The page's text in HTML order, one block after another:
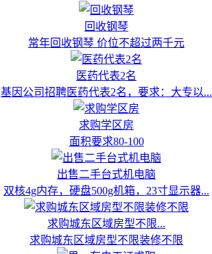
回收钢琴
常年回收钢琴 价位不超过两千元
医药代表2名
基因公司招聘医药代表2名，要求：大专以...
求购学区房
面积要求80-100
出售二手台式机电脑
双核4g内存，硬盘500g机箱，23寸显示器...
求购城东区域房型不限...
求购城东区域房型不限装修不限